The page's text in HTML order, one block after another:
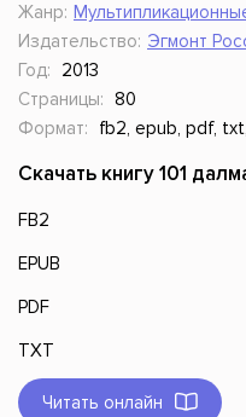
Жанр:
Издательство: Эгмонт
Год:
2013
Страницы: 80
Формат:
fb2, epub, pdf, txt,
Скачать книгу 101
FB2
EPUB
PDF
TXT
Читать онлайн